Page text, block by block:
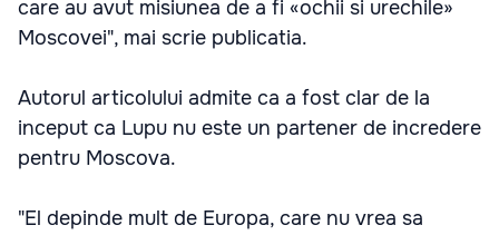
care au avut misiunea de a fi «ochii si urechile»
Moscovei", mai scrie publicatia.
Autorul articolului admite ca a fost clar de la
inceput ca Lupu nu este un partener de incredere
pentru Moscova.
"El depinde mult de Europa, care nu vrea sa